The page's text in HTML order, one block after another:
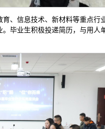
、信息技术、新材料等重点行
毕业生积极投递简历，与用人